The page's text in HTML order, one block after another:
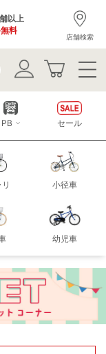
以上
料
店舗検索
小径車
幼児車
PB セール